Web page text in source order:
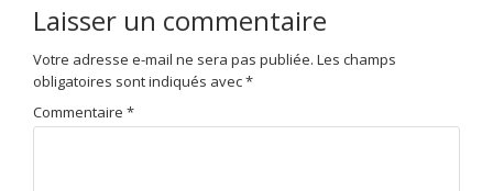
Laisser un commentaire
Votre adresse e-mail ne sera pas publiée. Les champs
obligatoires sont indiqués avec*
Commentaire *